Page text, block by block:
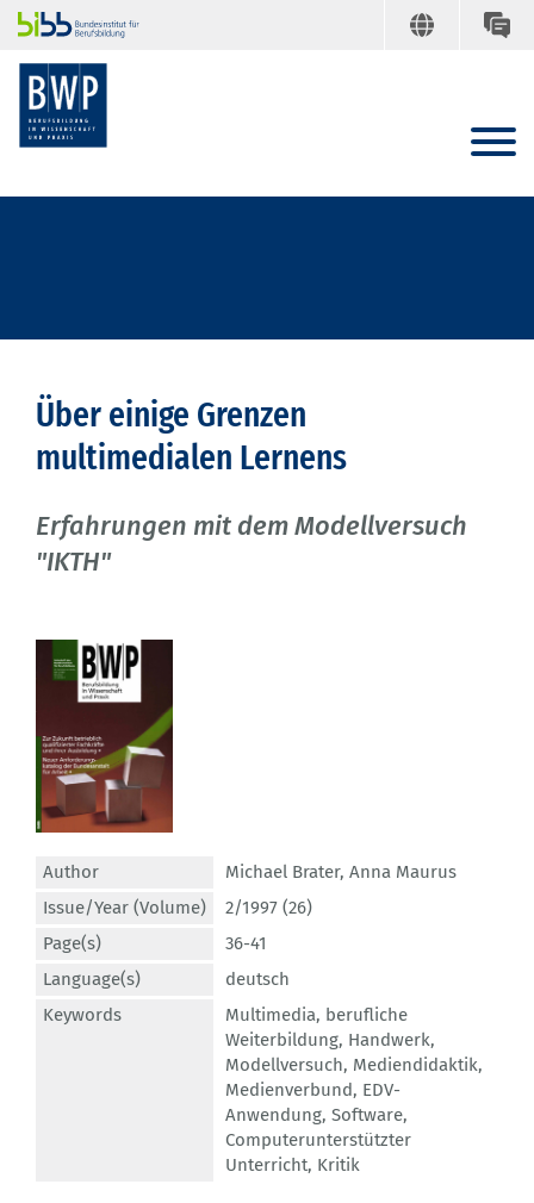
Über einige Grenzen
multimedialen Lernens
Erfahrungen mit dem Modellversuch
"IKTH"
Author Michael Brater, Anna Maurus
Issue/Year (Volume)
2/1997 (26)
Page(s)
36-41
Language(s)
deutsch
Keywords
Multimedia, berufliche
Weiterbildung, Handwerk,
Modellversuch, Mediendidaktik,
Medienverbund, EDV-
Anwendung, Software,
Computerunterstützter
Unterricht, Kritik